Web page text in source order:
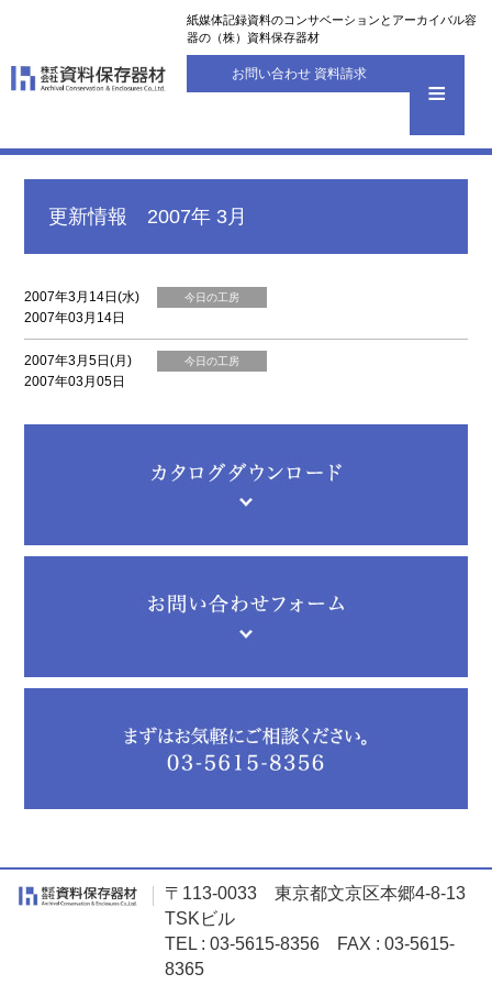
紙媒体記録資料のコンサベーションとアーカイバル容
器の（株）資料保存器材
お問い合わせ 資料請求
更新情報 2007年 3月
2007年3月14日(水) 今日の工房
2007年03月14日
2007年3月5日(月) 今日の工房
2007年03月05日
〒113-0033 東京都文京区本郷4-8-13
TSKビル
TEL : 03-5615-8356 FAX : 03-5615-
8365